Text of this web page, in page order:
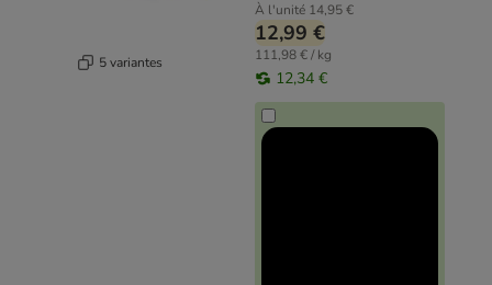
5 variantes
À l'unité 14,95 €
12,99 €
111,98 € / kg
12,34 €